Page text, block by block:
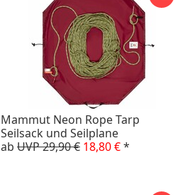
Mammut Neon Rope Tarp
Seilsack und Seilplane
ab UVP 29,90 € 18,80 €*